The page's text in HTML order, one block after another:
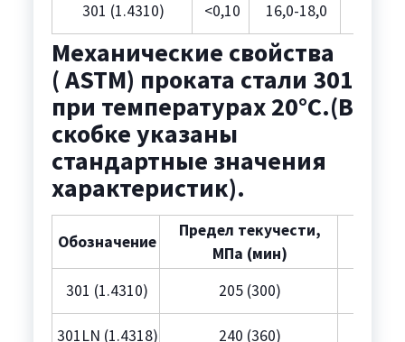
301 (1.4310) <0,10 16,0-18,0
Механические свойства
( ASTM) проката стали 301
при температурах 20°C.(В
скобке указаны
стандартные значения
характеристик).
Обозначение
Предел текучести,
MПa (мин)
301 (1.4310)
205 (300)
301LN (1.4318) 240 (360)